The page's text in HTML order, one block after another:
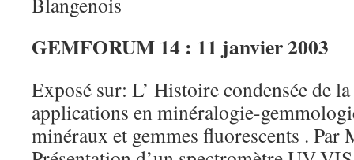
GEMFORUM 14 : 11 janvier 2003
Exposé sur: L’ Histoire condensée de
applications en minéralogie-
minéraux et gemmes fluorescents .